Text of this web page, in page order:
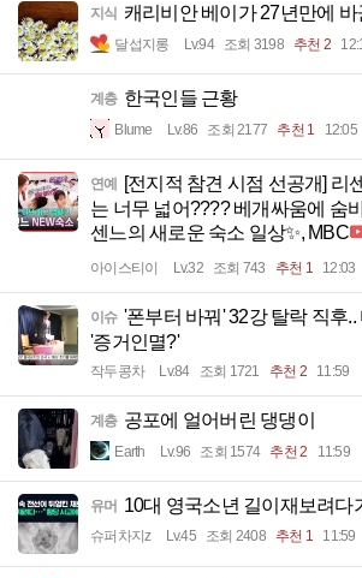
지식 캐리비안 베이가 27년만에 바
달섭지롱 Lv.94 조회 3198 추천 2
계층 한국인들 근황
Blume Lv.86 조회 2177 추천 1 12:05
연예 [전지적 참견 시점 선공개] 리
는 너무 넓어???? 베개싸움에 숨
센느의 새로운 숙소 일상✨, MBC
아이스티이 Lv.32 조회 743 추천 1 12:03
이슈 '폰부터 바꿔' 32강 탈락 직후
'증거인멸?'
작두콩차 Lv.84 조회 1721 추천 2 11:59
계층 공포에 얼어버린 댕댕이
Earth Lv.96 조회 1574 추천 2 11:59
유머 10대 영국소년 길이재보려다
슈퍼차지z Lv.45 조회 2408 추천 1 11:59